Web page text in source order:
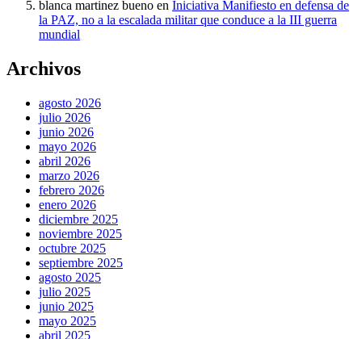
blanca martinez bueno en Iniciativa Manifiesto en defensa de
la PAZ, no a la escalada militar que conduce a la III guerra
mundial
Archivos
agosto 2026
julio 2026
junio 2026
mayo 2026
abril 2026
marzo 2026
febrero 2026
enero 2026
diciembre 2025
noviembre 2025
octubre 2025
septiembre 2025
agosto 2025
julio 2025
junio 2025
mayo 2025
abril 2025